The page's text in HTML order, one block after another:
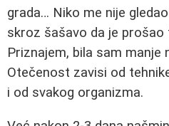
grada… Niko me nije
skroz šašavo da je prošao
Priznajem, bila sam manje
Otečenost zavisi od
i od svakog organizma.